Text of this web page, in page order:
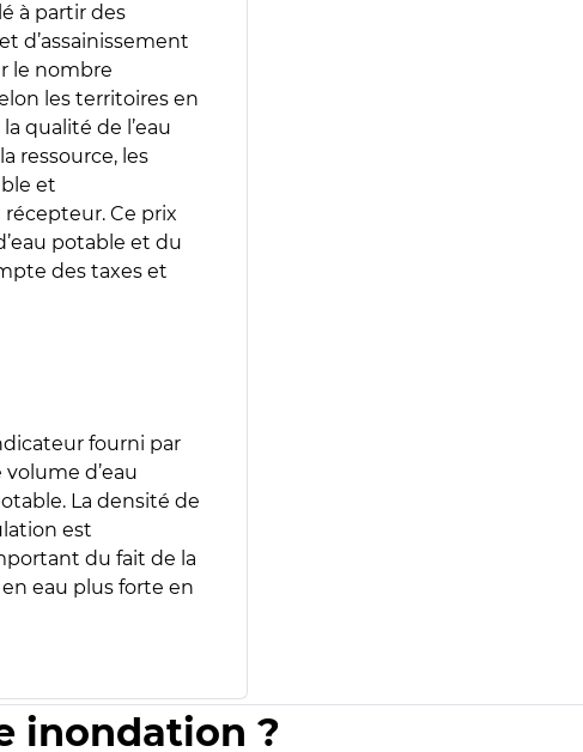
à partir des
d’assainissement
le nombre
les territoires en
qualité de l’eau
ressource, les
et
Ce prix
potable et du
des taxes et
fourni par
d’eau
La densité de
est
du fait de la
eau plus forte en
inondation ?